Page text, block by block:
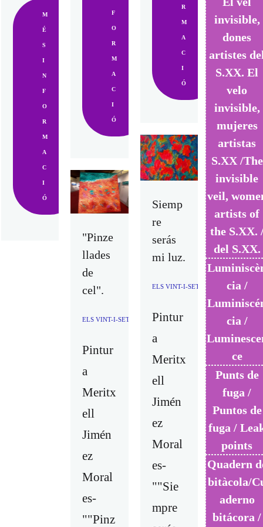
M
É
S
I
N
F
O
R
M
A
C
I
Ó
F
O
R
M
A
C
I
Ó
R
M
A
C
I
Ó
Siemp
re
serás
mi luz.
ELS VINT-I-SET COLORS I UN VERS
Pintur
a
Meritx
ell
Jimén
ez
Moral
es-
""Sie
mpre
"Pinze
llades
de
cel".
ELS VINT-I-SET COLORS I UN VERS PERDUT / LOS
Pintur
a
Meritx
ell
Jimén
ez
Moral
es-
""Pinz
invisible,
dones
artistes
S.XX. El
velo
invisible,
mujeres
artistas
S.XX /The
invisible
veil,
artists of
the S.XX.
del S.XX.
cia /
cia /
ce
Punts de
fuga /
Puntos de
fuga /
points
Quadern
bitàcola/
aderno
bitácora /